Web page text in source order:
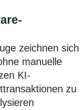
zeichnen sich
manuelle
KI-
zu